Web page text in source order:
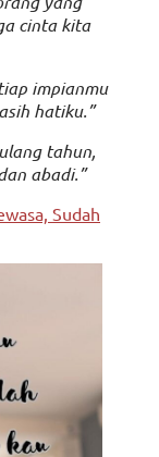
cinta kita
impianmu
hatiku.”
tahun,
abadi.”
Sudah